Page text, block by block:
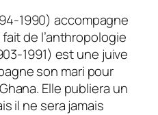
1990) accompagne
de l’anthropologie
1991) est une juive
son mari pour
Elle publiera un
il ne sera jamais